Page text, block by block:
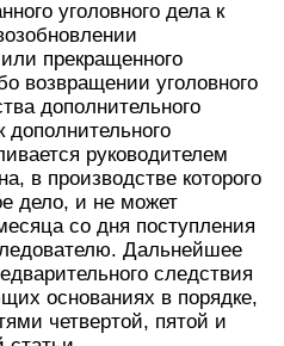
уголовного дела к
прекращенного
возвращении уголовного
дополнительного
дополнительного
руководителем
в производстве которого
дело, и не может
со дня поступления
Дальнейшее
следствия
основаниях в порядке,
четвертой, пятой и